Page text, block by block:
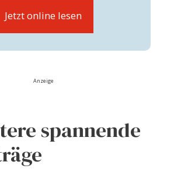
Jetzt online lesen
Anzeige
spannende